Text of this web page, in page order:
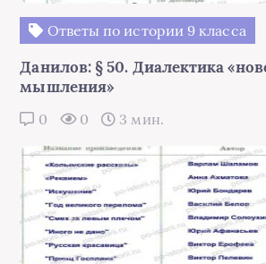
Ответы по истории 9 класса
Данилов: § 50. Диалектика
мышления»
0 0 3 мин.